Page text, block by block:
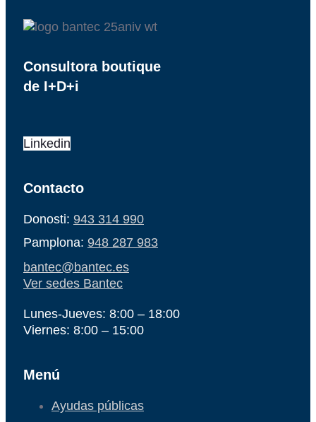
Consultora boutique
de I+D+i
Linkedin
Contacto
Donosti: 943 314 990
Pamplona: 948 287 983
bantec@bantec.es
Ver sedes Bantec
Lunes-Jueves: 8:00 – 18:00
Viernes: 8:00 – 15:00
Menú
Ayudas públicas